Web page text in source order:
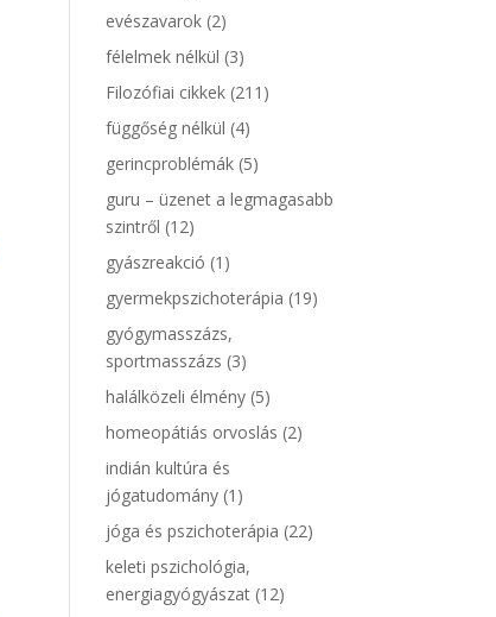
evészavarok (2)
félelmek nélkül (3)
Filozófiai cikkek (211)
függőség nélkül (4)
gerincproblémák (5)
guru – üzenet a legmagasabb
szintről (12)
gyászreakció (1)
gyermekpszichoterápia (19)
gyógymasszázs,
sportmasszázs (3)
halálközeli élmény (5)
homeopátiás orvoslás (2)
indián kultúra és
jógatudomány (1)
jóga és pszichoterápia (22)
keleti pszichológia,
energiagyógyászat (12)